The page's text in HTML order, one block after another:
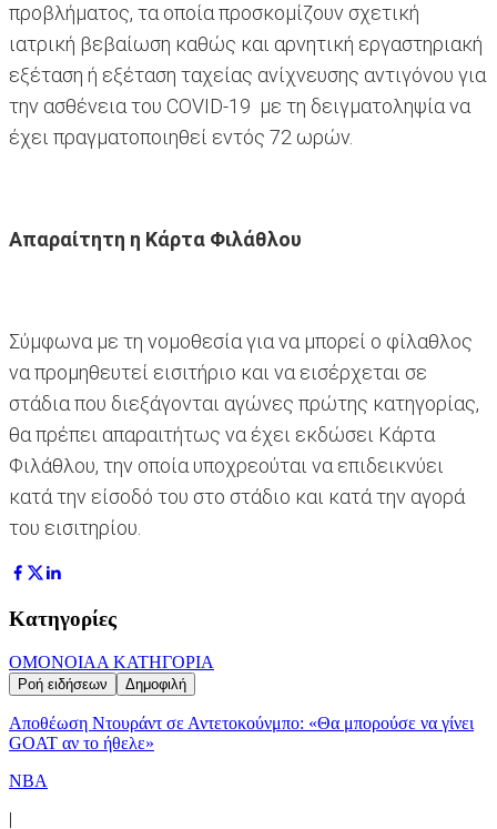
προβλήματος, τα οποία προσκομίζουν σχετική
ιατρική βεβαίωση καθώς και αρνητική εργαστηριακή
εξέταση ή εξέταση ταχείας ανίχνευσης αντιγόνου για
την ασθένεια του COVID-19 με τη δειγματοληψία να
έχει πραγματοποιηθεί εντός 72 ωρών.
Απαραίτητη η Κάρτα Φιλάθλου
Σύμφωνα με τη νομοθεσία για να μπορεί ο φίλαθλος
να προμηθευτεί εισιτήριο και να εισέρχεται σε
στάδια που διεξάγονται αγώνες πρώτης κατηγορίας,
θα πρέπει απαραιτήτως να έχει εκδώσει Κάρτα
Φιλάθλου, την οποία υποχρεούται να επιδεικνύει
κατά την είσοδό του στο στάδιο και κατά την αγορά
του εισιτηρίου.
Κατηγορίες
ΟΜΟΝΟΙΑΑ ΚΑΤΗΓΟΡΙΑ
Ροή ειδήσεων Δημοφιλή
Αποθέωση Ντουράντ σε Αντετοκούνμπο: «Θα μπορούσε να γίνει
GOAT αν το ήθελε»
NBA
|